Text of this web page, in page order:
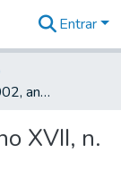
Entrar
Jornal da UNESP, 2002, ano XVII, n. 168
XVII, n.